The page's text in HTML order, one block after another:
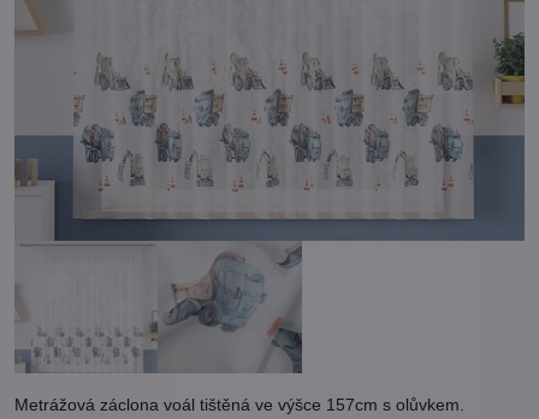
Metrážová záclona voál tištěná ve výšce 157cm s olůvkem.